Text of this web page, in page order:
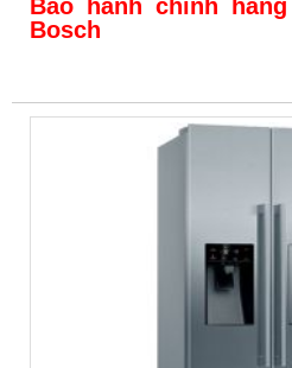
Bảo hành chính
Bosch